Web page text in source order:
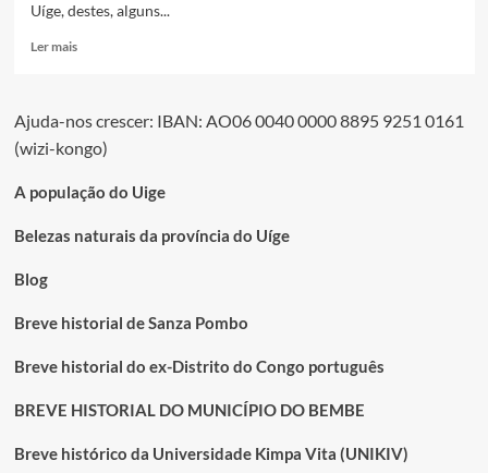
Uíge, destes, alguns...
Ler maisLeia
DE
ALGUNS
PÚBLICOS
UÍGE
Ajuda-nos crescer: IBAN: AO06 0040 0000 8895 9251 0161
(wizi-kongo)
A população do Uige
Belezas naturais da província do Uíge
Blog
Breve historial de Sanza Pombo
Breve historial do ex-Distrito do Congo português
BREVE HISTORIAL DO MUNICÍPIO DO BEMBE
Breve histórico da Universidade Kimpa Vita (UNIKIV)